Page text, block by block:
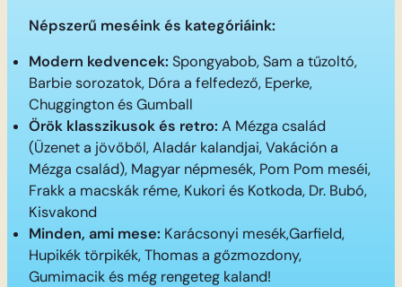
Népszerű meséink és kategóriáink:
Modern kedvencek: Spongyabob, Sam a tűzoltó,
Barbie sorozatok, Dóra a felfedező, Eperke,
Chuggington és Gumball
Örök klasszikusok és retro: A Mézga család
(Üzenet a jövőből, Aladár kalandjai, Vakáción a
Mézga család), Magyar népmesék, Pom Pom meséi,
Frakk a macskák réme, Kukori és Kotkoda, Dr. Bubó,
Kisvakond
Minden, ami mese: Karácsonyi mesék,Garfield,
Hupikék törpikék, Thomas a gőzmozdony,
Gumimacik és még rengeteg kaland!